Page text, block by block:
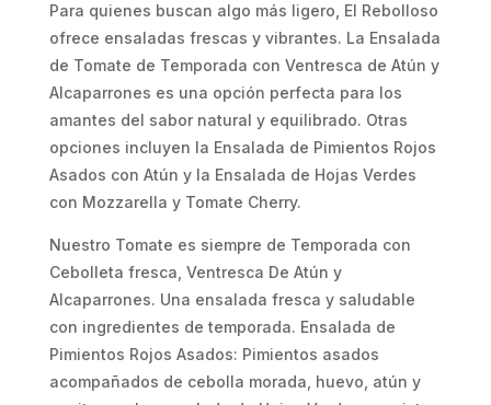
Para quienes buscan algo más ligero, El Rebolloso
ofrece ensaladas frescas y vibrantes. La Ensalada
de Tomate de Temporada con Ventresca de Atún y
Alcaparrones es una opción perfecta para los
amantes del sabor natural y equilibrado. Otras
opciones incluyen la Ensalada de Pimientos Rojos
Asados con Atún y la Ensalada de Hojas Verdes
con Mozzarella y Tomate Cherry.
Nuestro Tomate es siempre de Temporada con
Cebolleta fresca, Ventresca De Atún y
Alcaparrones. Una ensalada fresca y saludable
con ingredientes de temporada. Ensalada de
Pimientos Rojos Asados: Pimientos asados
acompañados de cebolla morada, huevo, atún y